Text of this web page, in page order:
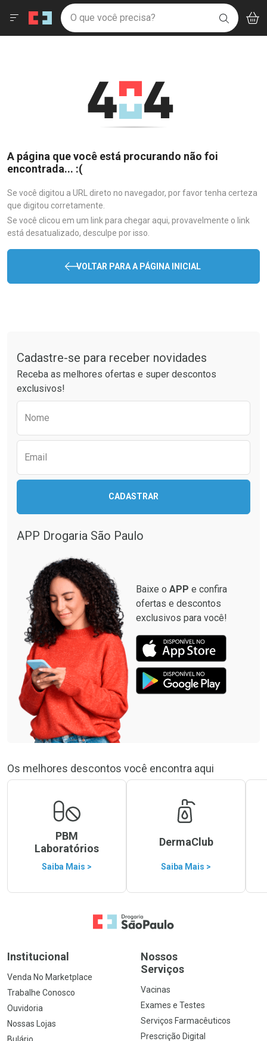
Drogaria São Paulo
Ir direto para a home
pela página
Ir direto para o conteúdo
Ir direto para a busca
Ir direto para a notificações
Ir direto para o carrinho
Ir direto para o menu
Faça a sua busca
O que você precisa? BUSCAR
Menu
A página que você está procurando não foi
encontrada... :(
Se você digitou a URL direto no navegador, por favor tenha certeza
que digitou corretamente.
Se você clicou em um link para chegar aqui, provavelmente o link
está desatualizado, desculpe por isso.
VOLTAR PARA A PÁGINA INICIAL
Baixe nosso APP e aproveite Ofertas Exclusivas!
BAIXE
O APP
Cadastre-se para receber novidades
Receba as melhores ofertas e super descontos
exclusivos!
Nome
Email
CADASTRAR
APP Drogaria São Paulo
Baixe o APP e confira
ofertas e descontos
exclusivos para você!
Os melhores descontos você encontra aqui
PBM
Laboratórios
Saiba Mais >
DermaClub
Saiba Mais >
Ir para a Home
Institucional
Venda No Marketplace
Trabalhe Conosco
Ouvidoria
Nossas Lojas
Nossos
Serviços
Vacinas
Exames e Testes
Serviços Farmacêuticos
Prescrição Digital